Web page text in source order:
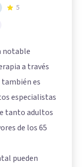
5
notable
a través
también es
especialistas
tanto adultos
de los 65
pueden